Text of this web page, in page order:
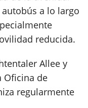
a lo largo
reducida.
Allee y
Oficina de
regularmente